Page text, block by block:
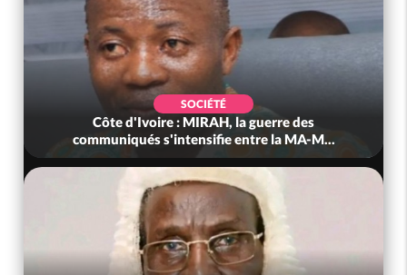
SOCIÉTÉ
Côte d'Ivoire : MIRAH, la guerre des
communiqués s'intensifie entre la MA-M...